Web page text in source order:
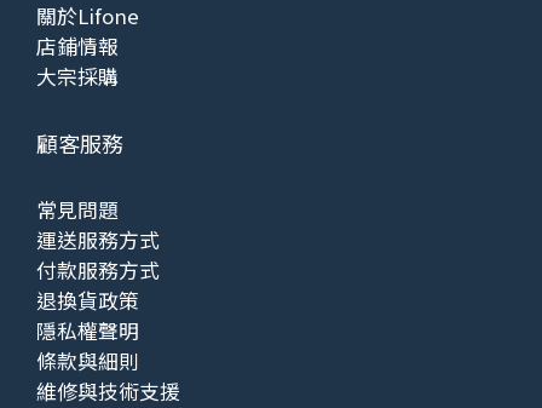
關於Lifone
店鋪情報
大宗採購
顧客服務
常見問題
運送服務方式
付款服務方式
退換貨政策
隱私權聲明
條款與細則
維修與技術支援